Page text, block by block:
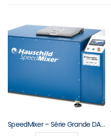
SpeedMixer – Série Grande DAC 3000–10000